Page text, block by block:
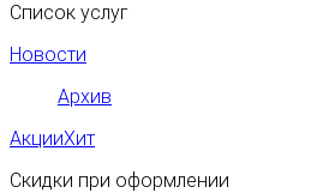
Список услуг
Новости
Архив
АкцииХит
Скидки при оформлении